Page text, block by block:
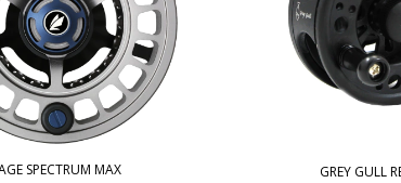
SPECTRUM MAX GREY GULL